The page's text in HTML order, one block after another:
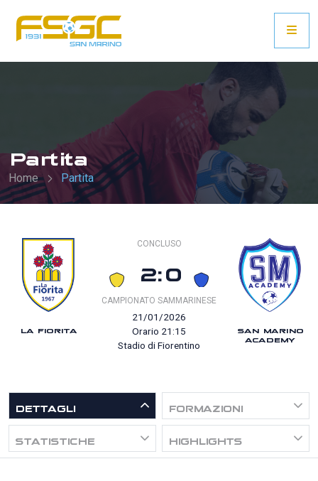
Partita
Home Partita
CONCLUSO
2:0
CAMPIONATO SAMMARINESE
21/01/2026
Orario 21:15
Stadio di Fiorentino
DETTAGLI FORMAZIONI
STATISTICHE HIGHLIGHTS